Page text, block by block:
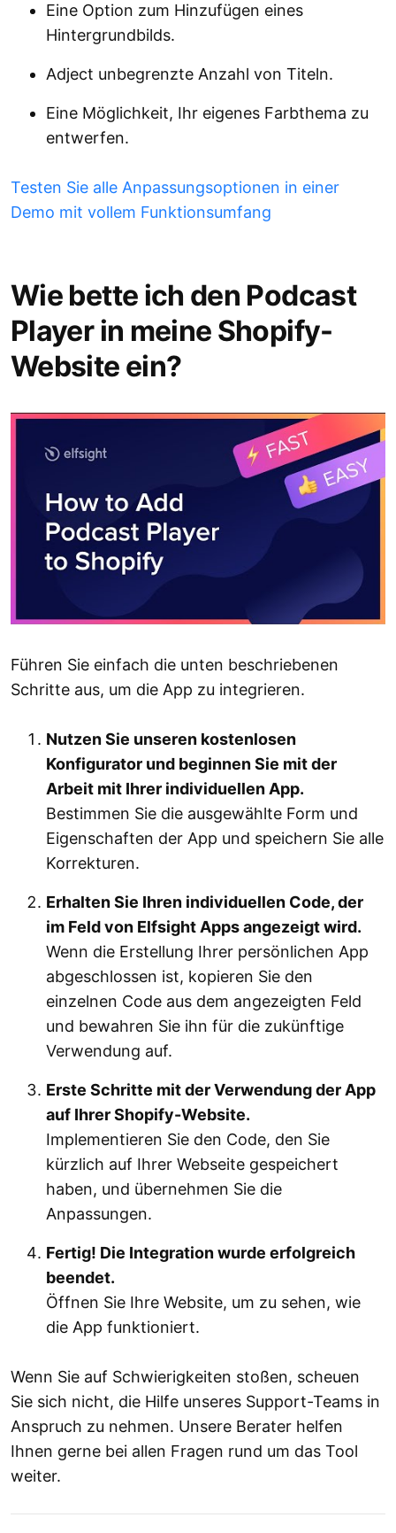
Eine Option zum Hinzufügen eines
Hintergrundbilds.
Adject unbegrenzte Anzahl von Titeln.
Eine Möglichkeit, Ihr eigenes Farbthema zu
entwerfen.
Testen Sie alle Anpassungsoptionen in einer
Demo mit vollem Funktionsumfang
Wie bette ich den Podcast
Player in meine Shopify-
Website ein?
Führen Sie einfach die unten beschriebenen
Schritte aus, um die App zu integrieren.
Nutzen Sie unseren kostenlosen
Konfigurator und beginnen Sie mit der
Arbeit mit Ihrer individuellen App.
Bestimmen Sie die ausgewählte Form und
Eigenschaften der App und speichern Sie alle
Korrekturen.
Erhalten Sie Ihren individuellen Code, der
im Feld von Elfsight Apps angezeigt wird.
Wenn die Erstellung Ihrer persönlichen App
abgeschlossen ist, kopieren Sie den
einzelnen Code aus dem angezeigten Feld
und bewahren Sie ihn für die zukünftige
Verwendung auf.
Erste Schritte mit der Verwendung der App
auf Ihrer Shopify-Website.
Implementieren Sie den Code, den Sie
kürzlich auf Ihrer Webseite gespeichert
haben, und übernehmen Sie die
Anpassungen.
Fertig! Die Integration wurde erfolgreich
beendet.
Öffnen Sie Ihre Website, um zu sehen, wie
die App funktioniert.
Wenn Sie auf Schwierigkeiten stoßen, scheuen
Sie sich nicht, die Hilfe unseres Support-Teams in
Anspruch zu nehmen. Unsere Berater helfen
Ihnen gerne bei allen Fragen rund um das Tool
weiter.